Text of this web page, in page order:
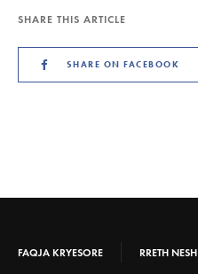
SHARE THIS ARTICLE
SHARE ON FACEBOOK
FAQJA KRYESORE RRETH NESH